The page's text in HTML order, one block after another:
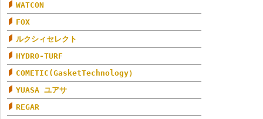
WATCON
FOX
ルクシィセレクト
HYDRO-TURF
COMETIC(GasketTechnology）
YUASA ユアサ
REGAR